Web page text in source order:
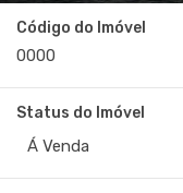
Código do Imóvel
Status do Imóvel
Á Venda